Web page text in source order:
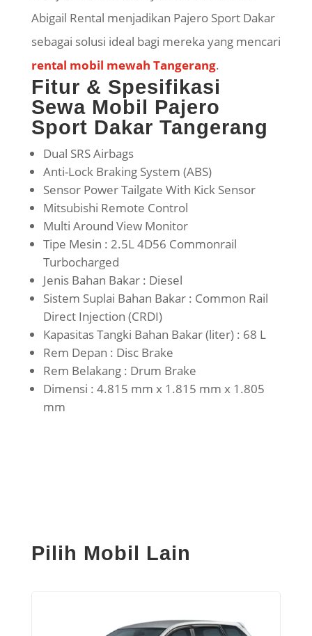
Abigail Rental menjadikan Pajero Sport Dakar
sebagai solusi ideal bagi mereka yang mencari
rental mobil mewah Tangerang.
Fitur & Spesifikasi
Sewa Mobil Pajero
Sport Dakar Tangerang
Dual SRS Airbags
Anti-Lock Braking System (ABS)
Sensor Power Tailgate With Kick Sensor
Mitsubishi Remote Control
Multi Around View Monitor
Tipe Mesin : 2.5L 4D56 Commonrail
Turbocharged
Jenis Bahan Bakar : Diesel
Sistem Suplai Bahan Bakar : Common Rail
Direct Injection (CRDI)
Kapasitas Tangki Bahan Bakar (liter) : 68 L
Rem Depan : Disc Brake
Rem Belakang : Drum Brake
Dimensi : 4.815 mm x 1.815 mm x 1.805
mm
Pilih Mobil Lain